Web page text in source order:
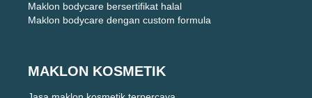
Maklon bodycare bersertifikat halal
Maklon bodycare dengan custom formula
MAKLON KOSMETIK